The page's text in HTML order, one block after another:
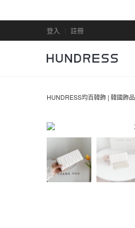
登入 註冊
HUNDRESS均百韓飾 | 韓國飾品